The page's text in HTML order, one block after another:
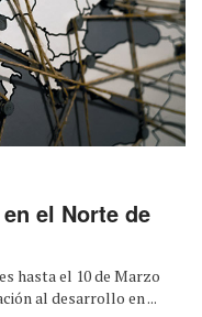
el Norte de
hasta el 10 de Marzo
al desarrollo en ...